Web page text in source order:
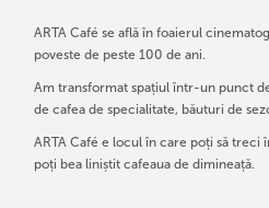
ARTA Café se află în foaierul
poveste de peste 100 de ani.
Am transformat spațiul într-un punct
de cafea de specialitate, băuturi de
ARTA Café e locul în care poți să treci
poți bea liniștit cafeaua de dimineață.